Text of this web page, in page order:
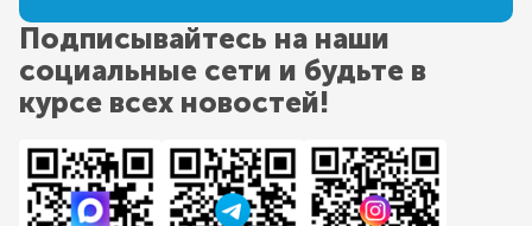
Подписывайтесь на наши
социальные сети и будьте в
курсе всех новостей!